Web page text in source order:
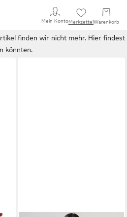
Mein KontoMerkzettel Warenkorb
finden wir nicht mehr. Hier findest
könnten.